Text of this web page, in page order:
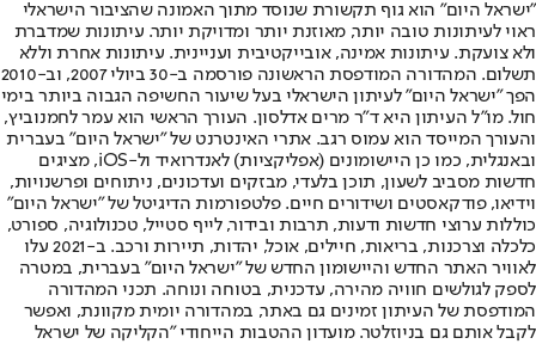
"ישראל היום" הוא גוף תקשורת שנוסד מתוך האמונה שהציבור הישראלי
ראוי לעיתונות טובה יותר, מאוזנת יותר ומדויקת יותר. עיתונות שמדברת
ולא צועקת. עיתונות אמינה, אובייקטיבית ועניינית. עיתונות אחרת וללא
תשלום. המהדורה המודפסת הראשונה פורסמה ב-30 ביולי 2007, וב-2010
הפך "ישראל היום" לעיתון הישראלי בעל שיעור החשיפה הגבוה ביותר בימי
חול. מו"ל העיתון היא ד"ר מרים אדלסון. העורך הראשי הוא עמר לחמנוביץ,
והעורך המייסד הוא עמוס רגב. אתרי האינטרנט של "ישראל היום" בעברית
ובאנגלית, כמו כן היישומונים (אפליקציות) לאנדרואיד ול-iOS, מציגים
חדשות מסביב לשעון, תוכן בלעדי, מבזקים ועדכונים, ניתוחים ופרשנויות,
וידיאו, פודקאסטים ושידורים חיים. פלטפורמות הדיגיטל של "ישראל היום"
כוללות ערוצי חדשות ודעות, תרבות ובידור, לייף סטייל, טכנולוגיה, ספורט,
כלכלה וצרכנות, בריאות, חיילים, אוכל, יהדות, תיירות ורכב. ב-2021 עלו
לאוויר האתר החדש והיישומון החדש של "ישראל היום" בעברית, במטרה
לספק לגולשים חוויה מהירה, עדכנית, בטוחה ונוחה. תכני המהדורה
המודפסת של העיתון זמינים גם באתר, במהדורה יומית מקוונת, ואפשר
לקבל אותם גם בניוזלטר. מועדון ההטבות הייחודי "הקליקה של ישראל